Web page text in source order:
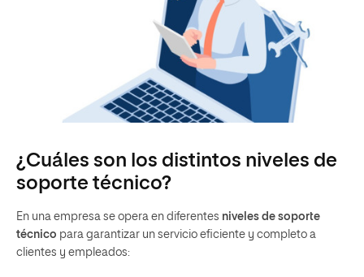
¿Cuáles son los distintos niveles de
soporte técnico?
En una empresa se opera en diferentes niveles de soporte
técnico para garantizar un servicio eficiente y completo a
clientes y empleados: